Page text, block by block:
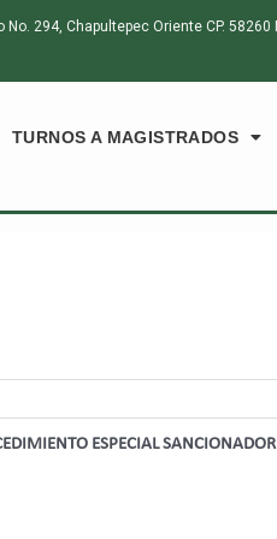
294, Chapultepec Oriente CP. 58260
TURNOS A MAGISTRADOS
ESPECIAL SANCIONADOR